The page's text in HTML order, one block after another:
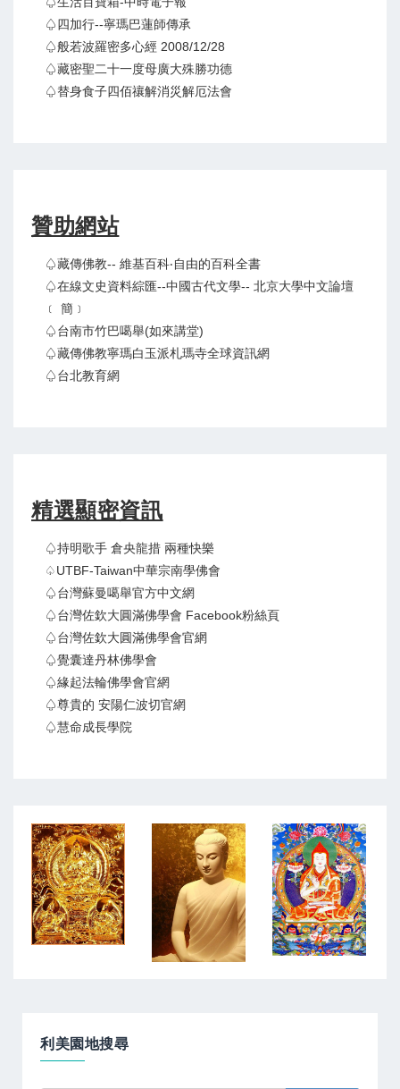
♤四加行--寧瑪巴蓮師傳承
♤般若波羅密多心經 2008/12/28
♤藏密聖二十一度母廣大殊勝功德
♤替身食子四佰禳解消災解厄法會
贊助網站
♤藏傳佛教-- 維基百科‧自由的百科全書
♤在線文史資料綜匯--中國古代文學-- 北京大學中文論壇
﹝ 簡﹞
♤台南市竹巴噶舉(如來講堂)
♤藏傳佛教寧瑪白玉派札瑪寺全球資訊網
♤台北教育網
精選顯密資訊
♤持明歌手 倉央龍措 兩種快樂
♤UTBF-Taiwan中華宗南學佛會
♤台灣蘇曼噶舉官方中文網
♤台灣佐欽大圓滿佛學會 Facebook粉絲頁
♤台灣佐欽大圓滿佛學會官網
♤覺囊達丹林佛學會
♤緣起法輪佛學會官網
♤尊貴的 安陽仁波切官網
♤慧命成長學院
利美園地搜尋